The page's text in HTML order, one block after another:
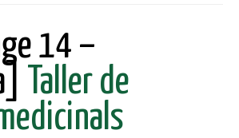
14 –
Taller de